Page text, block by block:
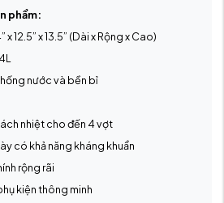
phẩm:
x 12.5” x 13.5” (Dài x Rộng x Cao)
nước và bền bỉ
nhiệt cho đến 4 vợt
có khả năng kháng khuẩn
rộng rãi
kiện thông minh